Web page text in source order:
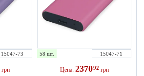
15047-73
грн
58 шт. 15047-71
Цена: 237092 грн